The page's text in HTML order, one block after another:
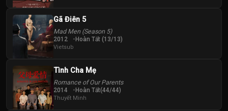
Gã Điên 5
Mad Men (Season 5)
2012 Hoàn Tất (13/13)
Vietsub
Tình Cha Mẹ
Romance of Our Parents
2014 Hoàn Tất(44/44)
Thuyết Minh